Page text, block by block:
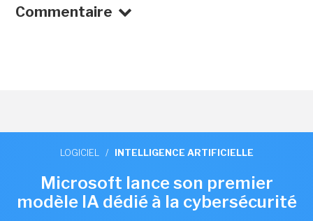
Commentaire
LOGICIEL / INTELLIGENCE ARTIFICIELLE
Microsoft lance son premier
modèle IA dédié à la cybersécurité